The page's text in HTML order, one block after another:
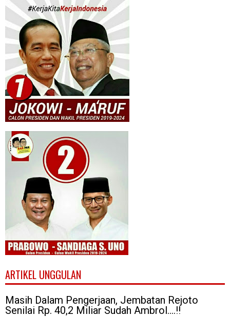
ARTIKEL UNGGULAN
Masih Dalam Pengerjaan, Jembatan Rejoto
Senilai Rp. 40,2 Miliar Sudah Ambrol....!!